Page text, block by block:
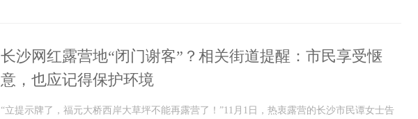
长沙网红露营地“闭门谢客”？相关街道提醒：市民享受惬
意，也应记得保护环境
“立提示牌了，福元大桥西岸大草坪不能再露营了！”11月1日，热衷露营的长沙市民谭女士告